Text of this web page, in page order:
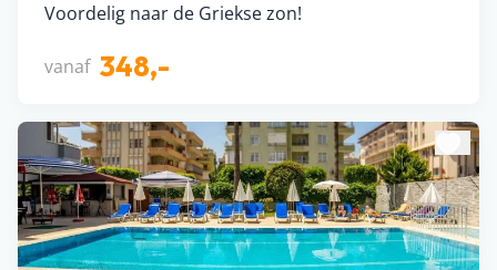
Voordelig naar de Griekse zon!
vanaf 348,-